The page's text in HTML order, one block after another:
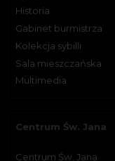
Historia
Gabinet burmistrza
Kolekcja sybilli
Sala mieszczańska
Multimedia
Centrum Św. Jana
Centrum Św. Jana